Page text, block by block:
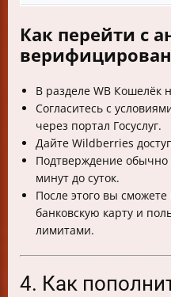
Как перейти с
В разделе WB Кошелёк
Согласитесь с
через портал Госуслуг.
Дайте Wildberries
Подтверждение обычно
минут до суток.
После этого вы
банковскую карту и
лимитами.
4. Как